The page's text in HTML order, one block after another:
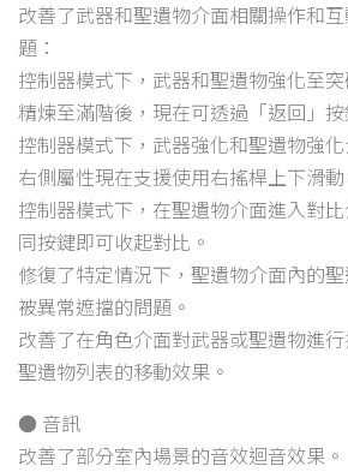
改善了武器和聖遺物介面相關操作和
題：
控制器模式下，武器和聖遺物強化至
精煉至滿階後，現在可透過「返回」
控制器模式下，武器強化和聖遺物強
右側屬性現在支援使用右搖桿上下滑動
控制器模式下，在聖遺物介面進入對
同按鍵即可收起對比。
修復了特定情況下，聖遺物介面內的
被異常遮擋的問題。
改善了在角色介面對武器或聖遺物進
聖遺物列表的移動效果。
● 音訊
改善了部分室內場景的音效迴音效果。